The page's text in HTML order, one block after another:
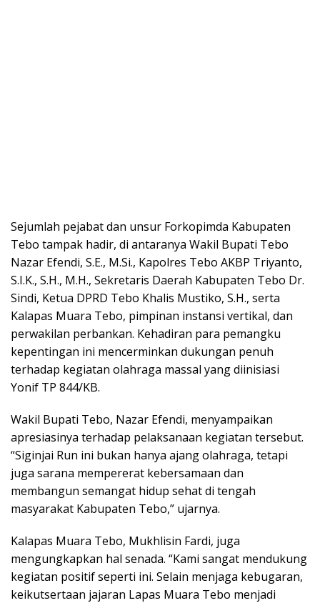
Sejumlah pejabat dan unsur Forkopimda Kabupaten
Tebo tampak hadir, di antaranya Wakil Bupati Tebo
Nazar Efendi, S.E., M.Si., Kapolres Tebo AKBP Triyanto,
S.I.K., S.H., M.H., Sekretaris Daerah Kabupaten Tebo Dr.
Sindi, Ketua DPRD Tebo Khalis Mustiko, S.H., serta
Kalapas Muara Tebo, pimpinan instansi vertikal, dan
perwakilan perbankan. Kehadiran para pemangku
kepentingan ini mencerminkan dukungan penuh
terhadap kegiatan olahraga massal yang diinisiasi
Yonif TP 844/KB.
Wakil Bupati Tebo, Nazar Efendi, menyampaikan
apresiasinya terhadap pelaksanaan kegiatan tersebut.
“Siginjai Run ini bukan hanya ajang olahraga, tetapi
juga sarana mempererat kebersamaan dan
membangun semangat hidup sehat di tengah
masyarakat Kabupaten Tebo,” ujarnya.
Kalapas Muara Tebo, Mukhlisin Fardi, juga
mengungkapkan hal senada. “Kami sangat mendukung
kegiatan positif seperti ini. Selain menjaga kebugaran,
keikutsertaan jajaran Lapas Muara Tebo menjadi